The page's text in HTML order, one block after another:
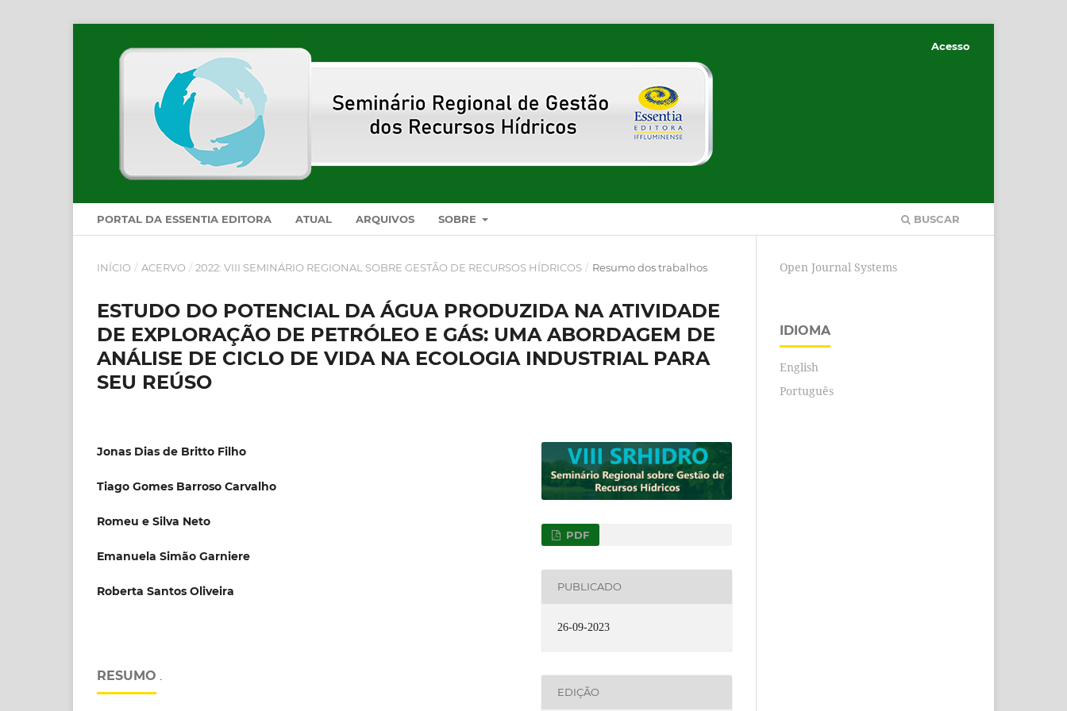
PORTAL DA ESSENTIA EDITORA ATUAL ARQUIVOS SOBRE BUSCAR
Acesso
INÍCIO / ACERVO / 2022: VIII SEMINÁRIO REGIONAL SOBRE GESTÃO DE RECURSOS HÍDRICOS / Resumo dos trabalhos
ESTUDO DO POTENCIAL DA ÁGUA PRODUZIDA NA ATIVIDADE
DE EXPLORAÇÃO DE PETRÓLEO E GÁS: UMA ABORDAGEM DE
ANÁLISE DE CICLO DE VIDA NA ECOLOGIA INDUSTRIAL PARA
SEU REÚSO
Jonas Dias de Britto Filho
Tiago Gomes Barroso Carvalho
Romeu e Silva Neto
Emanuela Simão Garniere
Roberta Santos Oliveira
RESUMO .
PDF
PUBLICADO
26-09-2023
EDIÇÃO
Open Journal Systems
IDIOMA
English
Português